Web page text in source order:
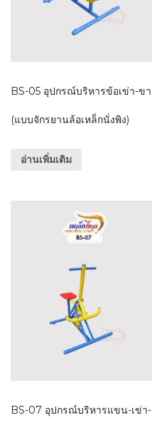
BS-05 อุปกรณ์บริหารข้อเข่า-ขา
(แบบจักรยานล้อเหล็กนั่งพิง)
อ่านเพิ่มเติม
BS-07 อุปกรณ์บริหารแขน-เข่า-